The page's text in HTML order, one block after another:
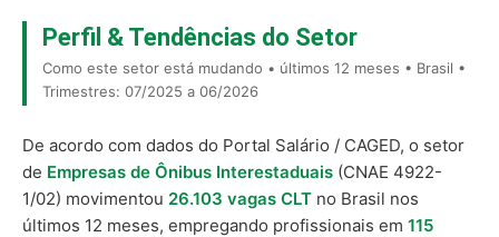
Perfil & Tendências do Setor
Como este setor está mudando • últimos 12 meses • Brasil •
Trimestres: 07/2025 a 06/2026
De acordo com dados do Portal Salário / CAGED, o setor
de Empresas de Ônibus Interestaduais (CNAE 4922-
1/02) movimentou 26.103 vagas CLT no Brasil nos
últimos 12 meses, empregando profissionais em 115